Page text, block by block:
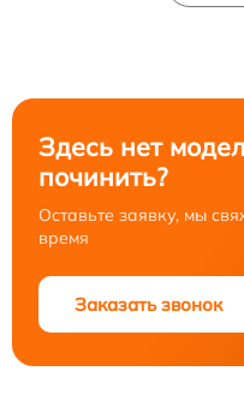
Здесь нет
починить?
Оставьте заявку, мы
время
Заказать звонок